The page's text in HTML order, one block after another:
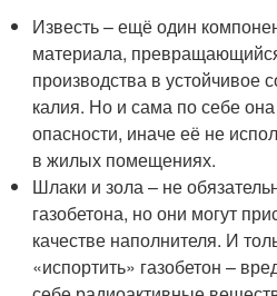
Известь – ещё один
материала,
производства в устойчивое
калия. Но и сама по себе
опасности, иначе её не
в жилых помещениях.
Шлаки и зола – не
газобетона, но они могут
качестве наполнителя. И
«испортить» газобетон –